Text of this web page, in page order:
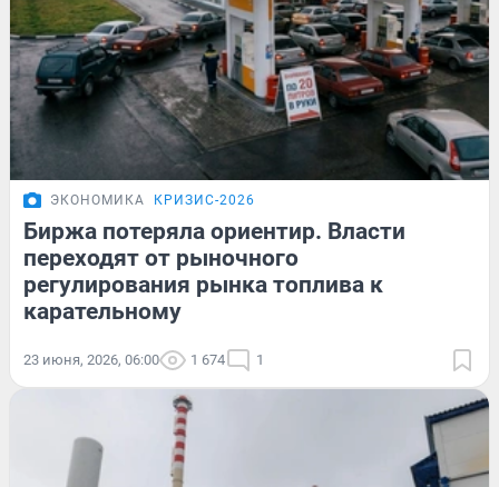
ЭКОНОМИКА КРИЗИС-2026
Биржа потеряла ориентир. Власти
переходят от рыночного
регулирования рынка топлива к
карательному
23 июня, 2026, 06:00 1 674 1